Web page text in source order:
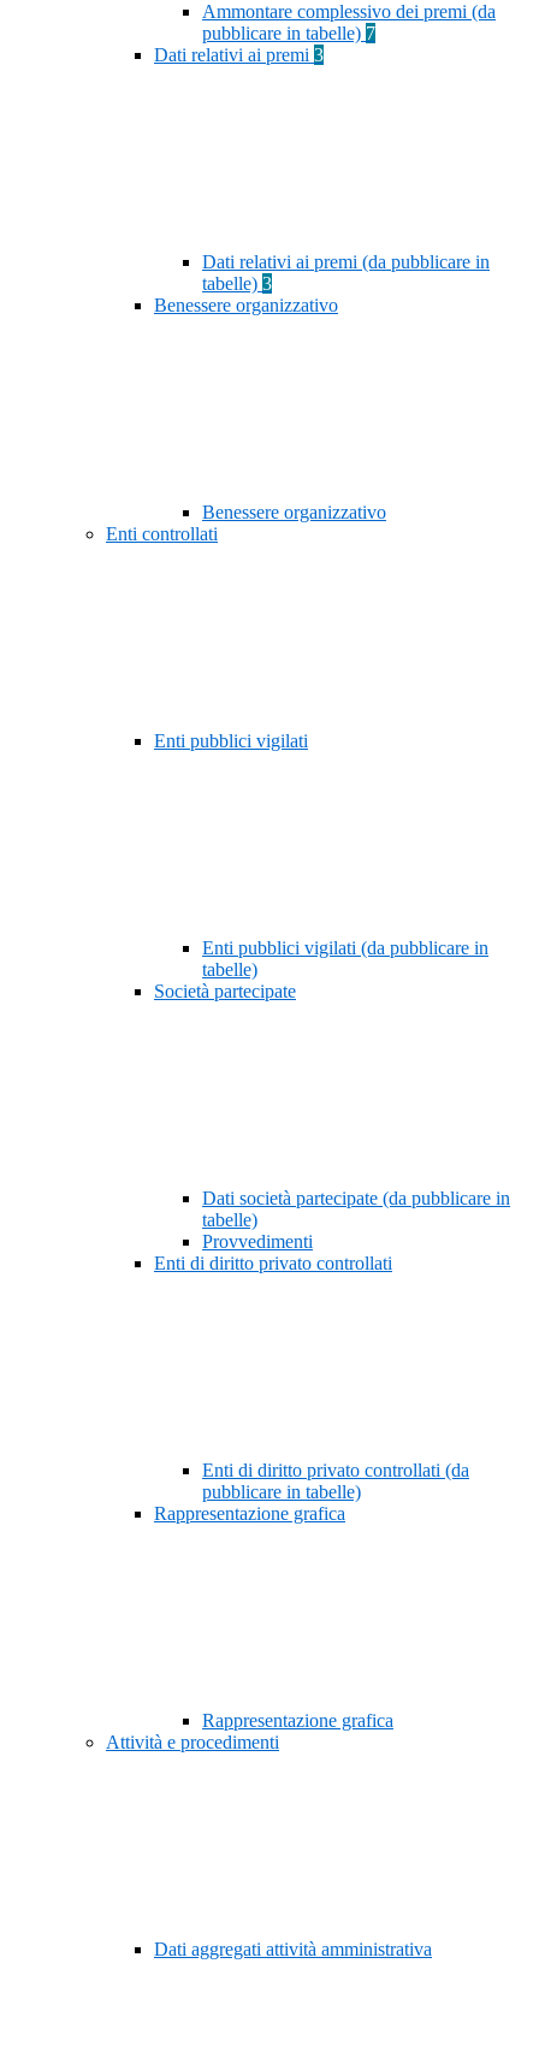
Ammontare complessivo dei premi (da
pubblicare in tabelle) 7
Dati relativi ai premi 3
Dati relativi ai premi (da pubblicare in
tabelle) 3
Benessere organizzativo
Benessere organizzativo
Enti controllati
Enti pubblici vigilati
Enti pubblici vigilati (da pubblicare in
tabelle)
Società partecipate
Dati società partecipate (da pubblicare in
tabelle)
Provvedimenti
Enti di diritto privato controllati
Enti di diritto privato controllati (da
pubblicare in tabelle)
Rappresentazione grafica
Rappresentazione grafica
Attività e procedimenti
Dati aggregati attività amministrativa